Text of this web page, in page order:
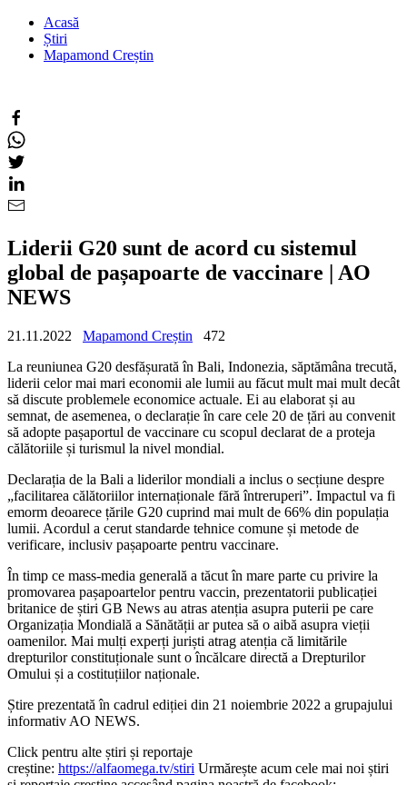
Acasă
Știri
Mapamond Creștin
Liderii G20 sunt de acord cu sistemul
global de pașapoarte de vaccinare | AO
NEWS
21.11.2022 Mapamond Creștin
472
La reuniunea G20 desfășurată în Bali, Indonezia, săptămâna trecută,
liderii celor mai mari economii ale lumii au făcut mult mai mult decât
să discute problemele economice actuale. Ei au elaborat și au
semnat, de asemenea, o declarație în care cele 20 de țări au convenit
să adopte pașaportul de vaccinare cu scopul declarat de a proteja
călătoriile și turismul la nivel mondial.
Declarația de la Bali a liderilor mondiali a inclus o secțiune despre
„facilitarea călătoriilor internaționale fără întreruperi”. Impactul va fi
emorm deoarece țările G20 cuprind mai mult de 66% din populația
lumii. Acordul a cerut standarde tehnice comune și metode de
verificare, inclusiv pașapoarte pentru vaccinare.
În timp ce mass-media generală a tăcut în mare parte cu privire la
promovarea pașapoartelor pentru vaccin, prezentatorii publicației
britanice de știri GB News au atras atenția asupra puterii pe care
Organizația Mondială a Sănătății ar putea să o aibă asupra vieții
oamenilor. Mai mulți experți juriști atrag atenția că limitările
drepturilor constituționale sunt o încălcare directă a Drepturilor
Omului și a costituțiilor naționale.
Știre prezentată în cadrul ediției din 21 noiembrie 2022 a grupajului
informativ AO NEWS.
Click pentru alte știri și reportaje
creștine: https://alfaomega.tv/stiri Urmărește acum cele mai noi știri